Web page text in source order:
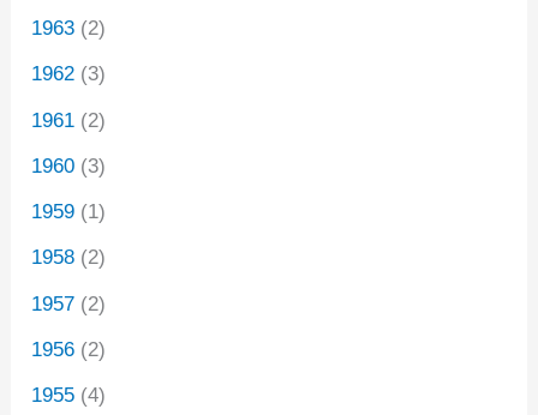
1963 (2)
1962 (3)
1961 (2)
1960 (3)
1959 (1)
1958 (2)
1957 (2)
1956 (2)
1955 (4)